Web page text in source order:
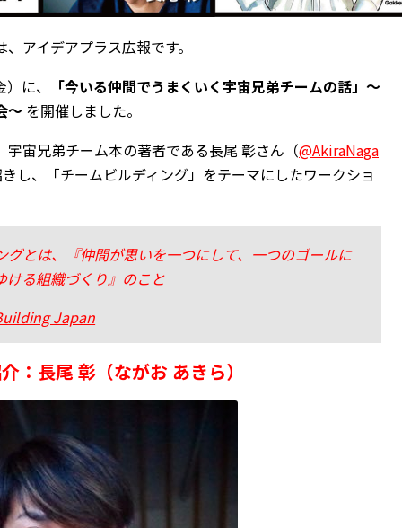
アイデアプラス広報です。
に、
「今いる仲間でうまくいく宇宙兄弟チームの話」〜
〜 を開催しました。
宇宙兄弟チーム本の著者である長尾 彰さん（@AkiraNaga
し、「チームビルディング」をテーマにしたワークショ
グとは、『仲間が思いを一つにして、一つのゴールに
ける組織づくり』のこと
Japan
：長尾 彰（ながお あきら）